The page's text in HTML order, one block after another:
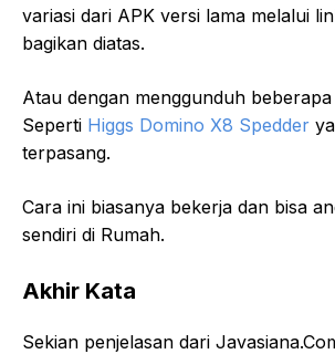
variasi dari APK versi lama melalui
bagikan diatas.
Atau dengan menggunduh
Seperti Higgs Domino X8 Spedder
terpasang.
Cara ini biasanya bekerja dan bisa
sendiri di Rumah.
Akhir Kata
Sekian penjelasan dari